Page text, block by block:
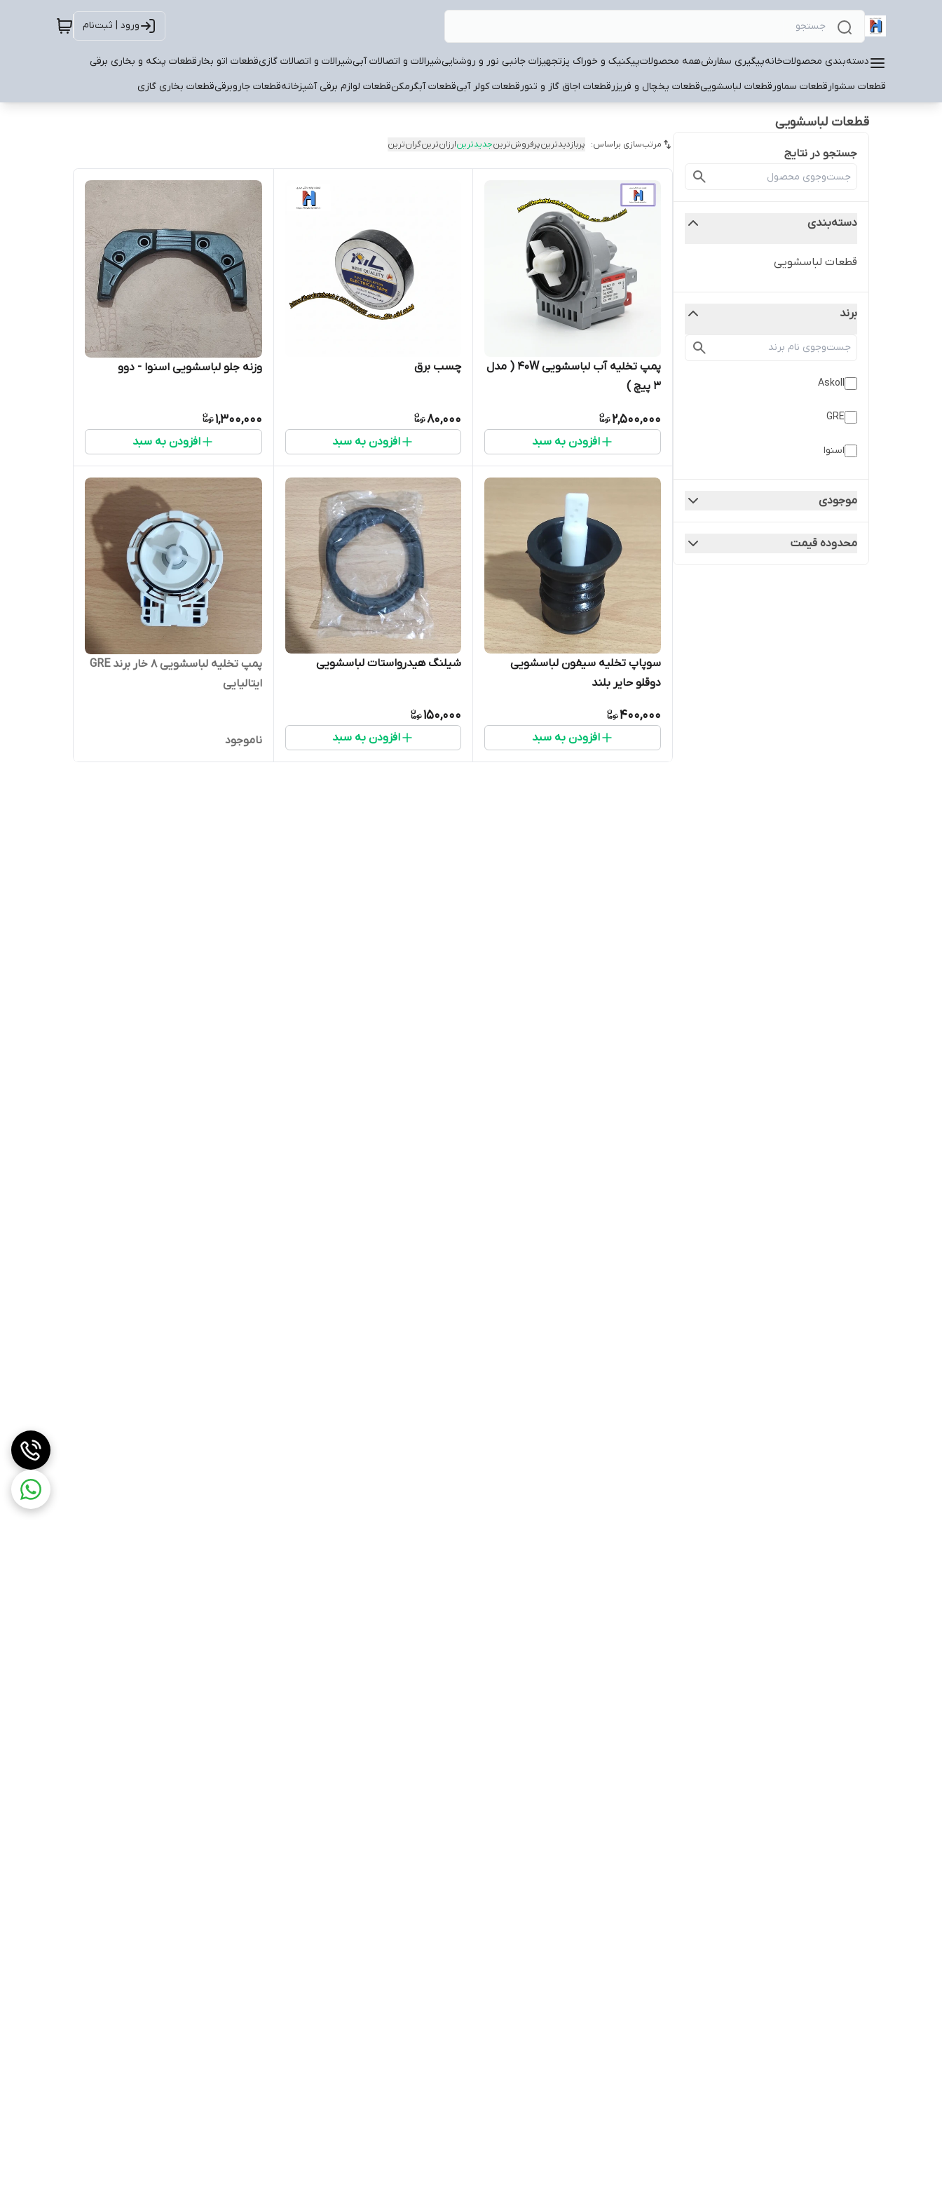
ورود | ثبت‌نام
دسته‌بندی محصولاتخانهپیگیری سفارشهمه محصولاتپیکنیک و خوراک پزتجهیزات جانبی نور و روشناییشیرالات و اتصالات آبیشیرالات و اتصالات گازیقطعات اتو بخارقطعات پنکه و بخاری برقی
قطعات سشوارقطعات سماورقطعات لباسشوییقطعات یخچال و فریزرقطعات اجاق گاز و تنورقطعات کولر آبیقطعات آبگرمکنقطعات لوازم برقی آشپزخانهقطعات جاروبرقیقطعات بخاری گازی
قطعات لباسشویی
جستجو در نتایج
دسته‌بندی
قطعات لباسشویی
برند
Askoll
GRE
اسنوا
موجودی
محدوده قیمت
مرتب‌سازی براساس: پربازدیدترینپرفروش‌ترینجدیدترینارزان‌ترینگران‌ترین
پمپ تخلیه آب لباسشویی 40W ( مدل
3 پیچ )
2,500,000
افزودن به سبد
چسب برق
80,000
افزودن به سبد
وزنه جلو لباسشویی اسنوا - دوو
1,300,000
افزودن به سبد
سوپاپ تخلیه سیفون لباسشویی
دوقلو حایر بلند
400,000
افزودن به سبد
شیلنگ هیدرواستات لباسشویی
150,000
افزودن به سبد
پمپ تخلیه لباسشویی 8 خار برند GRE
ایتالیایی
ناموجود